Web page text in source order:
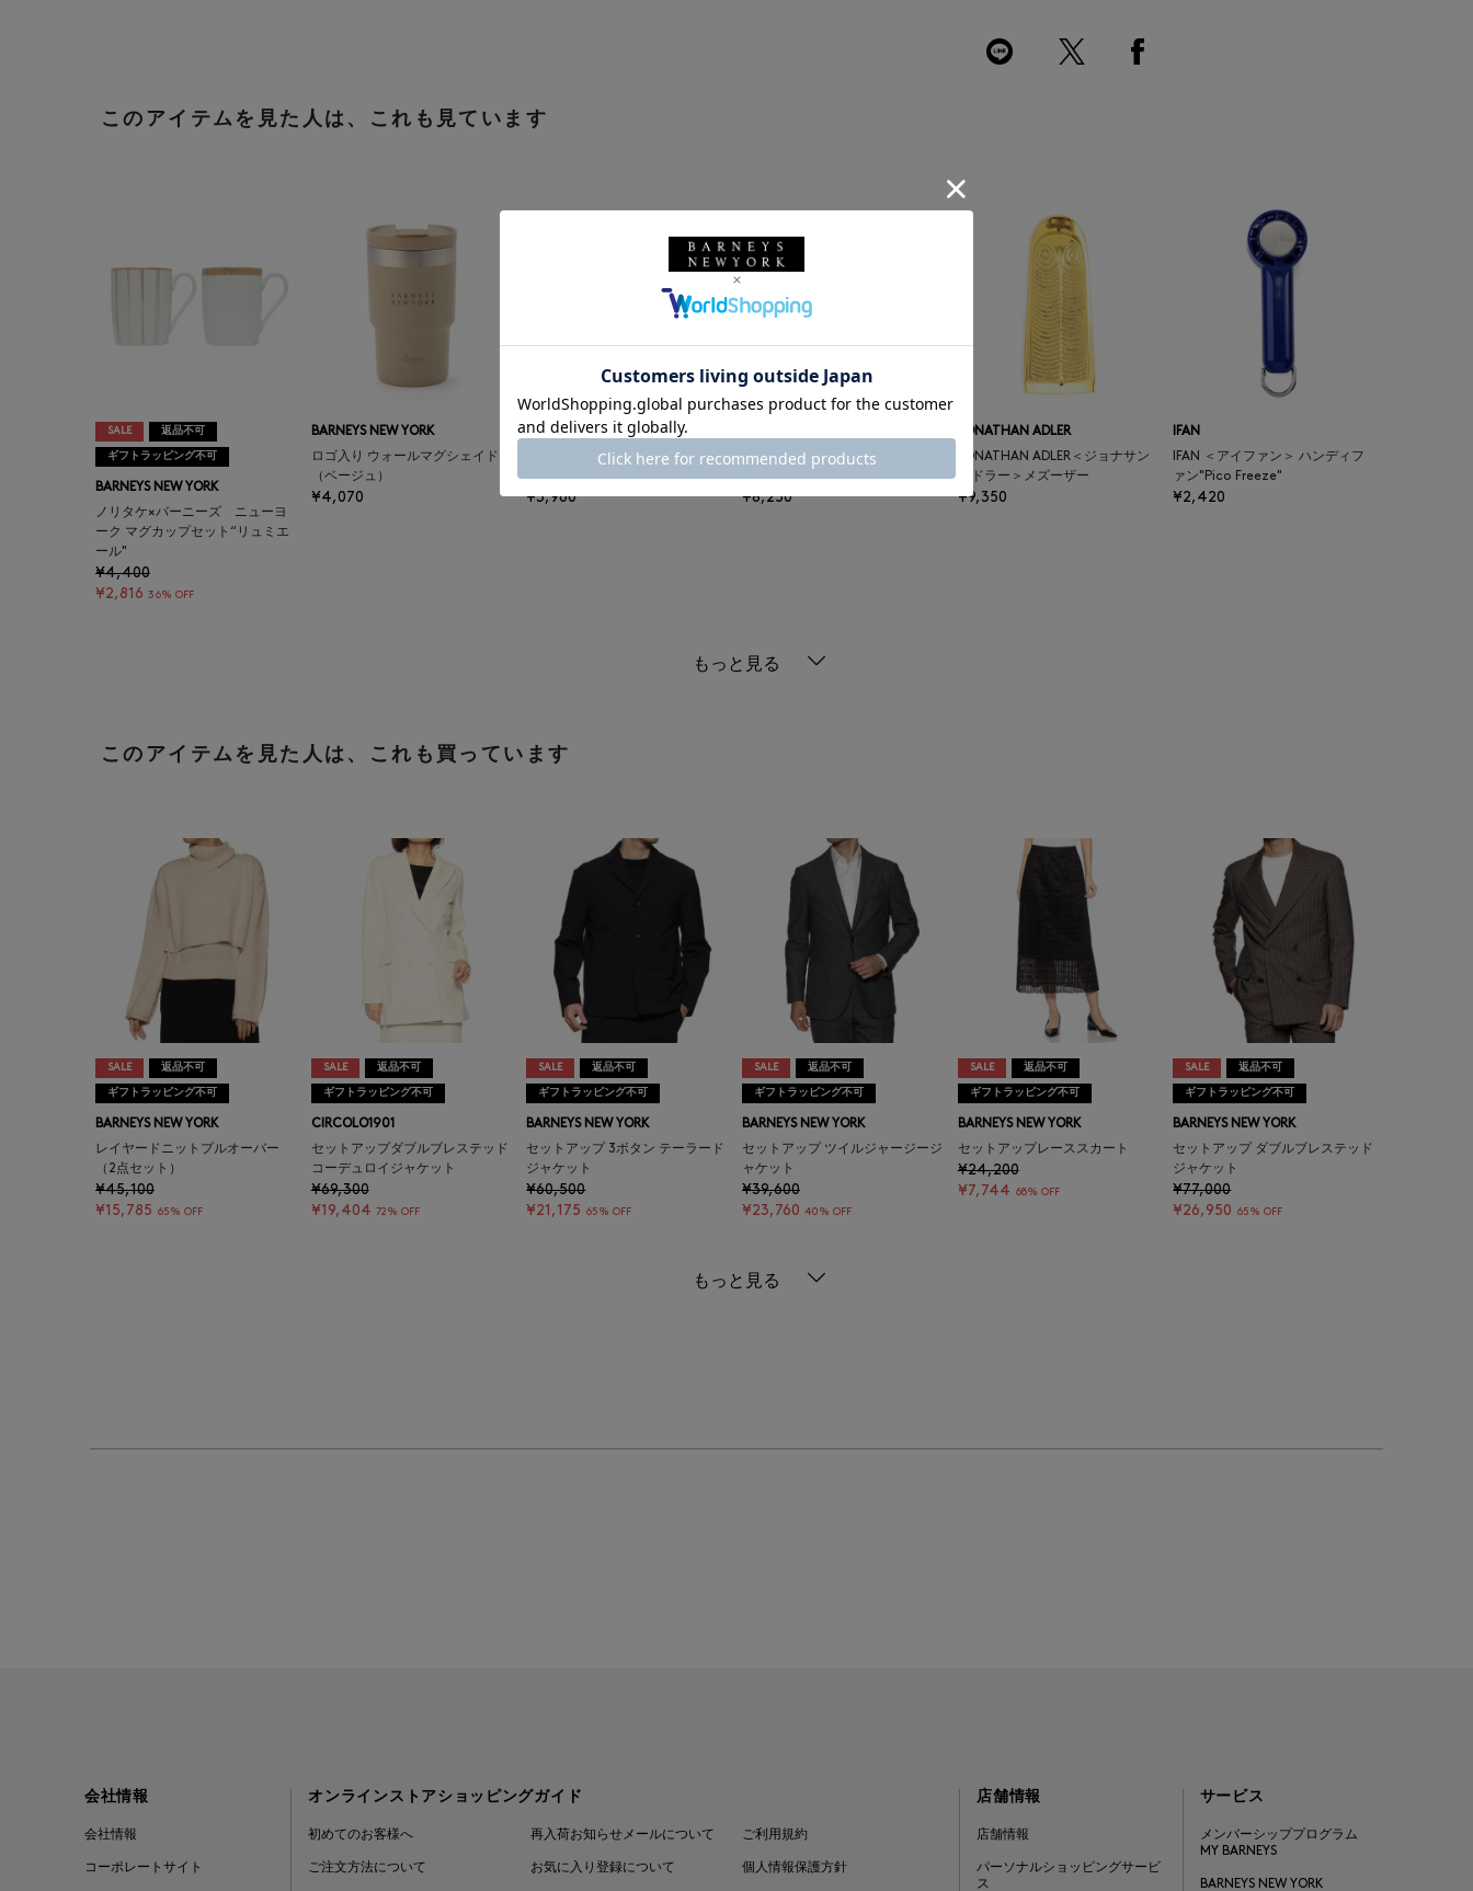
このアイテムを見た人は、これも見ています
SALE 返品不可
ギフトラッピング不可
BARNEYS NEW YORK
ノリタケ×バーニーズ ニューヨ
ーク マグカップセット“リュミエ
ール"
¥4,400
¥2,816 36% OFF
BARNEYS NEW YORK
ロゴ入り ウォールマグシェイド
（ベージュ）
¥4,070
BARNEYS NEW YORK
ロゴ入り ステンレスボトル （ブラ
ック）
¥3,960
"BARNEYS" NEW ERAコラボレーシ
ョン ロゴキャップ
¥8,250
JONATHAN ADLER
JONATHAN ADLER＜ジョナサン
アドラー＞メズーザー
¥9,350
IFAN
IFAN ＜アイファン＞ ハンディフ
ァン"Pico Freeze"
¥2,420
もっと見る
このアイテムを見た人は、これも買っています
SALE 返品不可
ギフトラッピング不可
BARNEYS NEW YORK
レイヤードニットプルオーバー
（2点セット）
¥45,100
¥15,785 65% OFF
SALE 返品不可
ギフトラッピング不可
CIRCOLO1901
セットアップダブルブレステッド
コーデュロイジャケット
¥69,300
¥19,404 72% OFF
SALE 返品不可
ギフトラッピング不可
BARNEYS NEW YORK
セットアップ 3ボタン テーラード
ジャケット
¥60,500
¥21,175 65% OFF
SALE 返品不可
ギフトラッピング不可
BARNEYS NEW YORK
セットアップ ツイルジャージージ
ャケット
¥39,600
¥23,760 40% OFF
SALE 返品不可
ギフトラッピング不可
BARNEYS NEW YORK
セットアップレーススカート
¥24,200
¥7,744 68% OFF
SALE 返品不可
ギフトラッピング不可
BARNEYS NEW YORK
セットアップ ダブルブレステッド
ジャケット
¥77,000
¥26,950 65% OFF
もっと見る
会社情報
会社情報
コーポレートサイト
オンラインストアショッピングガイド
初めてのお客様へ
ご注文方法について
再入荷お知らせメールについて
お気に入り登録について
ご利用規約
個人情報保護方針
店舗情報
店舗情報
パーソナルショッピングサービ
ス
サービス
メンバーシッププログラム
MY BARNEYS
BARNEYS NEW YORK